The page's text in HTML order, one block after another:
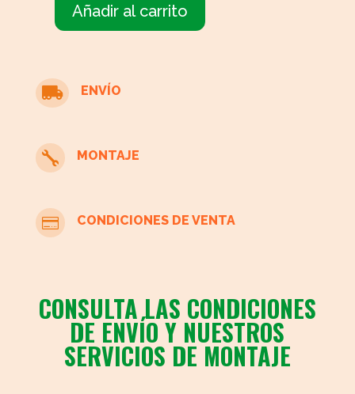
Cómoda
mármol
cantidad
Añadir al carrito
 ENVÍO
 MONTAJE
 CONDICIONES DE VENTA
CONSULTA LAS CONDICIONES
DE ENVÍO Y NUESTROS
SERVICIOS DE MONTAJE